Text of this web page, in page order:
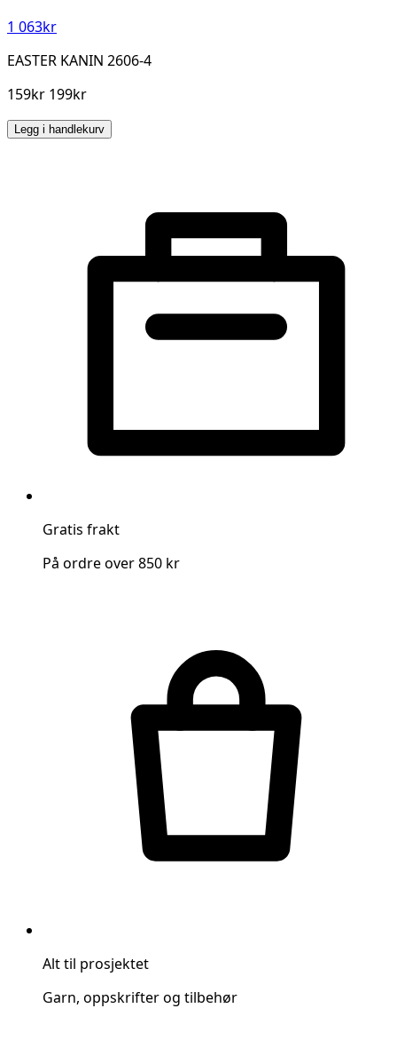
1 063kr
EASTER KANIN 2606-4
159kr 199kr
Legg i handlekurv
Gratis frakt
På ordre over 850 kr
Alt til prosjektet
Garn, oppskrifter og tilbehør